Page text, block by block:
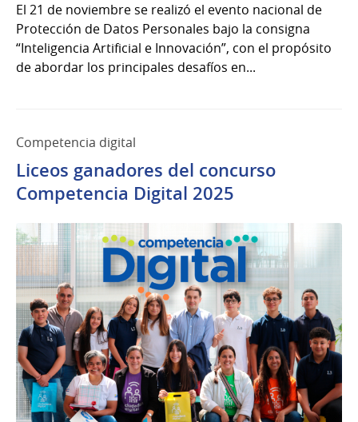
El 21 de noviembre se realizó el evento nacional de
Protección de Datos Personales bajo la consigna
“Inteligencia Artificial e Innovación”, con el propósito
de abordar los principales desafíos en...
Competencia digital
Liceos ganadores del concurso
Competencia Digital 2025